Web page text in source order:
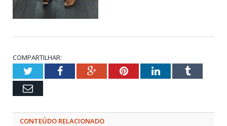
COMPARTILHAR:
TwitterFacebookGoogle+PinterestLinkedInTumblr
Email
CONTEÚDO RELACIONADO